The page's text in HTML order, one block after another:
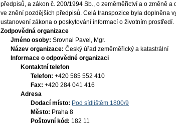
předpisů, a zákon č. 200/1994 Sb., o zeměměřictví a o změně
ve znění pozdějších předpisů. Celá transpozice byla doplněna
ustanovení zákona o poskytování informací o životním prostředí.
Zodpovědná organizace
Jméno osoby: Srovnal Pavel, Mgr.
Název organizace: Český úřad zeměměřický a katastrální
Informace o odpovědné organizaci
Kontaktní telefon
Telefon: +420 585 552 410
Fax: +420 284 041 416
Adresa
Dodací místo: Pod sídlištěm 1800/9
Město: Praha 8
Poštovní kód: 182 11